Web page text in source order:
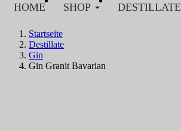
HOME SHOP DESTILLATE
Startseite
Destillate
Gin
Gin Granit Bavarian